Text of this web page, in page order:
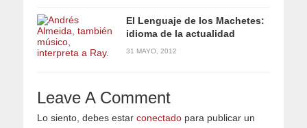
El Lenguaje de los Machetes:
idioma de la actualidad
31 MAYO, 2012
Leave A Comment
Lo siento, debes estar conectado para publicar un